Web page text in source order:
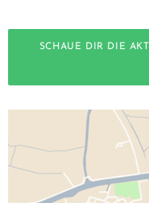
SCHAUE DIR DIE